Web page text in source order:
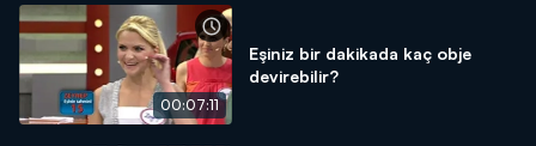
00:07:11
Eşiniz bir dakikada kaç obje
devirebilir?